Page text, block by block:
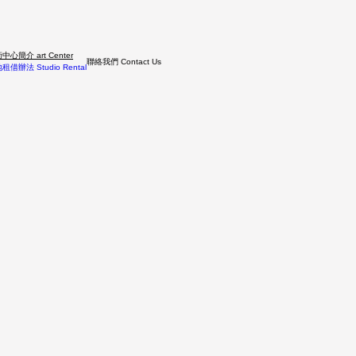
中心簡介 art Center
租借辦法 Studio Rental
聯絡我們 Contact Us